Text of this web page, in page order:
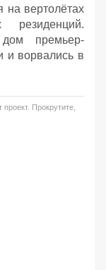
вертолётах
премьер-
и ворвались в
Прокрутите,